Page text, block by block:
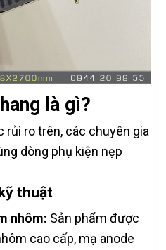
là gì?
ro trên, các chuyên gia
dòng phụ kiện nẹp
thuật
nhôm: Sản phẩm được
cao cấp, mạ anode